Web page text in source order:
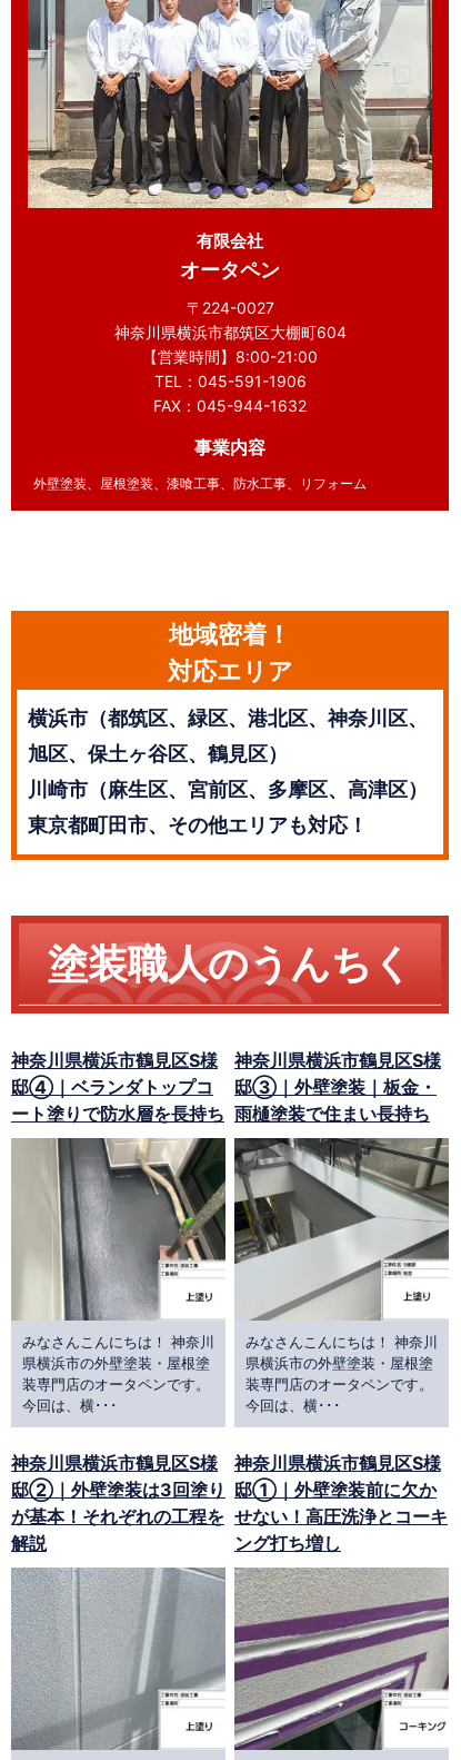
有限会社
オータペン
〒224-0027
神奈川県横浜市都筑区大棚町604
【営業時間】8:00-21:00
TEL：045-591-1906
FAX：045-944-1632
事業内容
外壁塗装、屋根塗装、漆喰工事、防水工事、リフォーム
地域密着！
対応エリア
横浜市（都筑区、緑区、港北区、神奈川区、
旭区、保土ヶ谷区、鶴見区）
川崎市（麻生区、宮前区、多摩区、高津区）
東京都町田市、その他エリアも対応！
塗装職人のうんちく
神奈川県横浜市鶴見区S様
邸④｜ベランダトップコ
ート塗りで防水層を長持ち
みなさんこんにちは！ 神奈川
県横浜市の外壁塗装・屋根塗
装専門店のオータペンです。
今回は、横･･･
神奈川県横浜市鶴見区S様
邸③｜外壁塗装｜板金・
雨樋塗装で住まい長持ち
みなさんこんにちは！ 神奈川
県横浜市の外壁塗装・屋根塗
装専門店のオータペンです。
今回は、横･･･
神奈川県横浜市鶴見区S様
邸②｜外壁塗装は3回塗り
が基本！それぞれの工程を
解説
神奈川県横浜市鶴見区S様
邸①｜外壁塗装前に欠か
せない！高圧洗浄とコーキ
ング打ち増し